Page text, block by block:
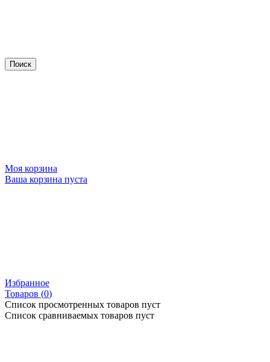
Моя корзина
Ваша корзина пуста
Избранное
Товаров (0)
Список просмотренных товаров пуст
Список сравниваемых товаров пуст